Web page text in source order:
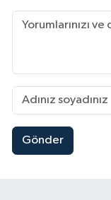
Gönder